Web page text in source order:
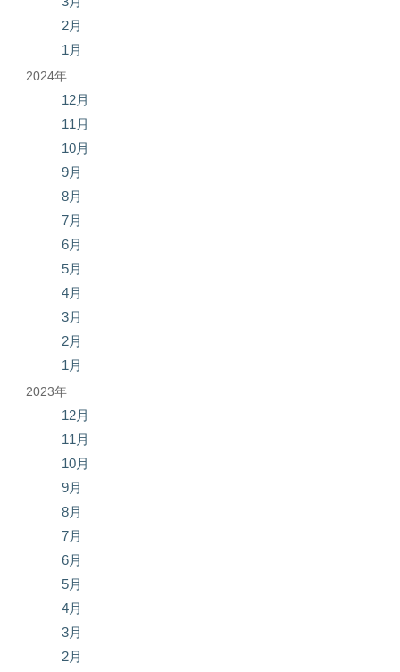
2月
1月
2024年
12月
11月
10月
9月
8月
7月
6月
5月
4月
3月
2月
1月
2023年
12月
11月
10月
9月
8月
7月
6月
5月
4月
3月
2月